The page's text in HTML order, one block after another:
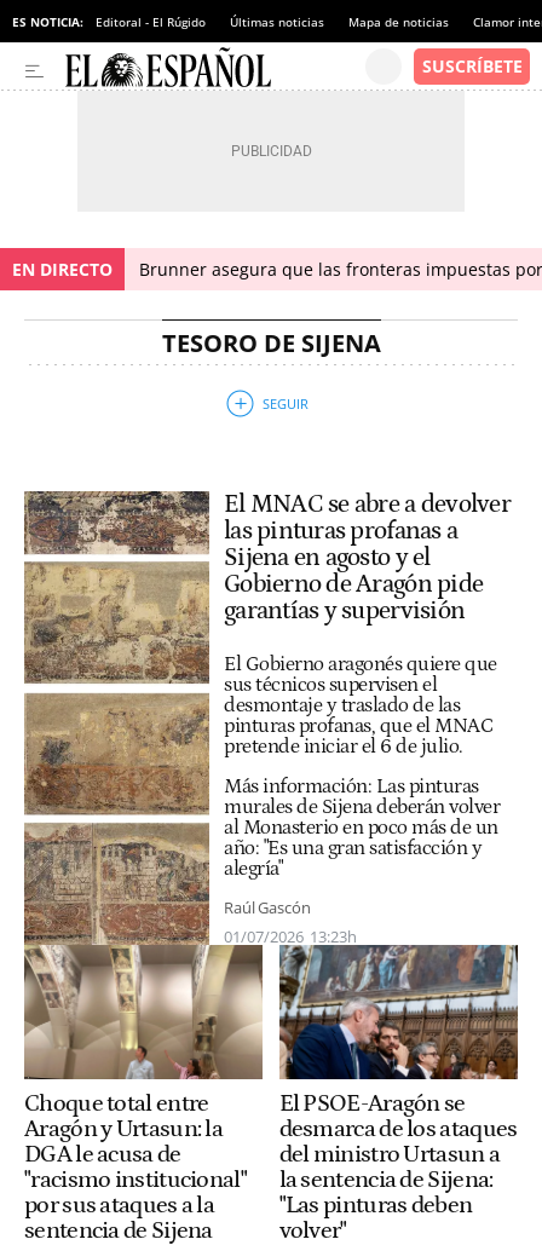
ES NOTICIA: Editoral - El Rúgido Últimas noticias Mapa de noticias Clamor
EN DIRECTO Brunner asegura que las fronteras impuestas
TESORO DE SIJENA
El MNAC se abre a devolver
las pinturas profanas a
Sijena en agosto y el
Gobierno de Aragón pide
garantías y supervisión
El Gobierno aragonés quiere que
sus técnicos supervisen el
desmontaje y traslado de las
pinturas profanas, que el MNAC
pretende iniciar el 6 de julio.
Más información: Las pinturas
murales de Sijena deberán volver
al Monasterio en poco más de un
año: "Es una gran satisfacción y
alegría"
Raúl Gascón
01/07/2026 13:23h
Choque total entre
Aragón y Urtasun: la
DGA le acusa de
"racismo institucional"
por sus ataques a la
sentencia de Sijena
El PSOE-Aragón se
desmarca de los ataques
del ministro Urtasun a
la sentencia de Sijena:
"Las pinturas deben
volver"